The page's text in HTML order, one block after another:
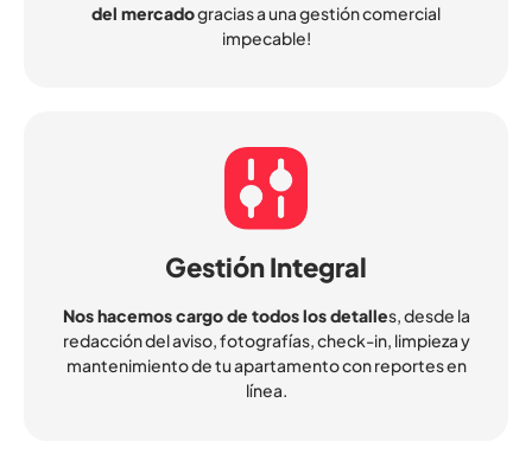
del mercadogracias a una gestión comercial
impecable!
Gestión Integral
Nos hacemos cargo de todos los detalles, desde la
redacción del aviso, fotografías, check-in, limpieza y
mantenimiento de tu apartamento con reportes en
línea.